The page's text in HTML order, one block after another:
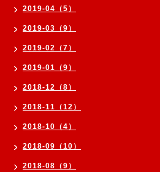
2019-04（5）
2019-03（9）
2019-02（7）
2019-01（9）
2018-12（8）
2018-11（12）
2018-10（4）
2018-09（10）
2018-08（9）